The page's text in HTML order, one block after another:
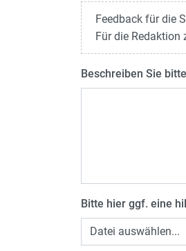
Feedback für die
Für die Redaktion
Beschreiben Sie
Bitte hier ggf. eine
Datei auswählen...